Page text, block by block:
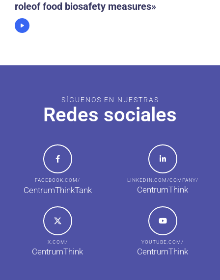
roleof food biosafety measures»
SÍGUENOS EN NUESTRAS
Redes sociales
FACEBOOK.COM/
CentrumThinkTank
LINKEDIN.COM/COMPANY/
CentrumThink
X.COM/
CentrumThink
YOUTUBE.COM/
CentrumThink